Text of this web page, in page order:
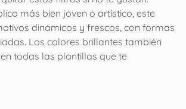
más bien joven o artístico, este
dinámicos y frescos, con formas
Los colores brillantes también
todas las plantillas que te